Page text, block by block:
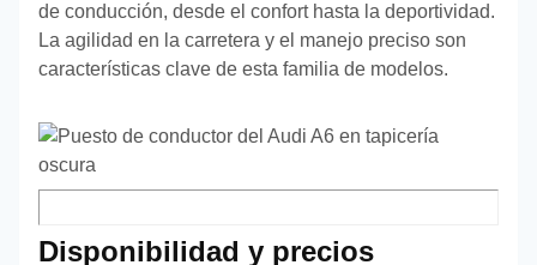
de conducción, desde el confort hasta la deportividad.
La agilidad en la carretera y el manejo preciso son
características clave de esta familia de modelos.
Disponibilidad y precios